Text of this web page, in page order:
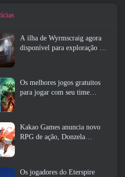
A ilha de Wyrmscraig agora
disponível para exploração no
Os melhores jogos gratuitos
para jogar com seu time
Kakao Games anuncia novo
RPG de ação, Donzela
Os jogadores do Eterspire